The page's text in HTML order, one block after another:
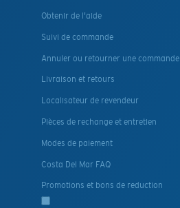
Obtenir de l'aide
Suivi de commande
Annuler ou retourner une commande
Livraison et retours
Localisateur de revendeur
Pièces de rechange et entretien
Modes de paiement
Costa Del Mar FAQ
Promotions et bons de reduction